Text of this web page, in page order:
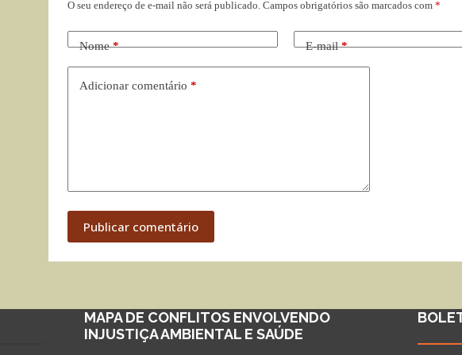
O seu endereço de e-mail não será publicado. Campos obrigatórios são marcados com *
Nome* E-mail*
Adicionar comentário *
Publicar comentário
MAPA DE CONFLITOS ENVOLVENDO
INJUSTIÇA AMBIENTAL E SAÚDE